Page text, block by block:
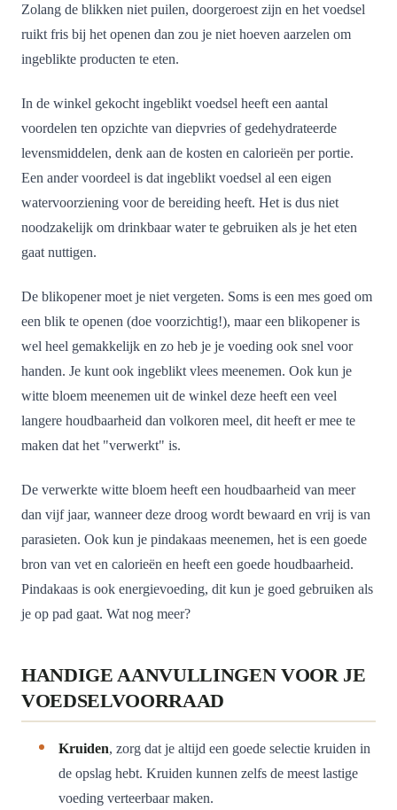
Zolang de blikken niet puilen, doorgeroest zijn en het voedsel
ruikt fris bij het openen dan zou je niet hoeven aarzelen om
ingeblikte producten te eten.
In de winkel gekocht ingeblikt voedsel heeft een aantal
voordelen ten opzichte van diepvries of gedehydrateerde
levensmiddelen, denk aan de kosten en calorieën per portie.
Een ander voordeel is dat ingeblikt voedsel al een eigen
watervoorziening voor de bereiding heeft. Het is dus niet
noodzakelijk om drinkbaar water te gebruiken als je het eten
gaat nuttigen.
De blikopener moet je niet vergeten. Soms is een mes goed om
een blik te openen (doe voorzichtig!), maar een blikopener is
wel heel gemakkelijk en zo heb je je voeding ook snel voor
handen. Je kunt ook ingeblikt vlees meenemen. Ook kun je
witte bloem meenemen uit de winkel deze heeft een veel
langere houdbaarheid dan volkoren meel, dit heeft er mee te
maken dat het "verwerkt" is.
De verwerkte witte bloem heeft een houdbaarheid van meer
dan vijf jaar, wanneer deze droog wordt bewaard en vrij is van
parasieten. Ook kun je pindakaas meenemen, het is een goede
bron van vet en calorieën en heeft een goede houdbaarheid.
Pindakaas is ook energievoeding, dit kun je goed gebruiken als
je op pad gaat. Wat nog meer?
HANDIGE AANVULLINGEN VOOR JE
VOEDSELVOORRAAD
Kruiden, zorg dat je altijd een goede selectie kruiden in
de opslag hebt. Kruiden kunnen zelfs de meest lastige
voeding verteerbaar maken.